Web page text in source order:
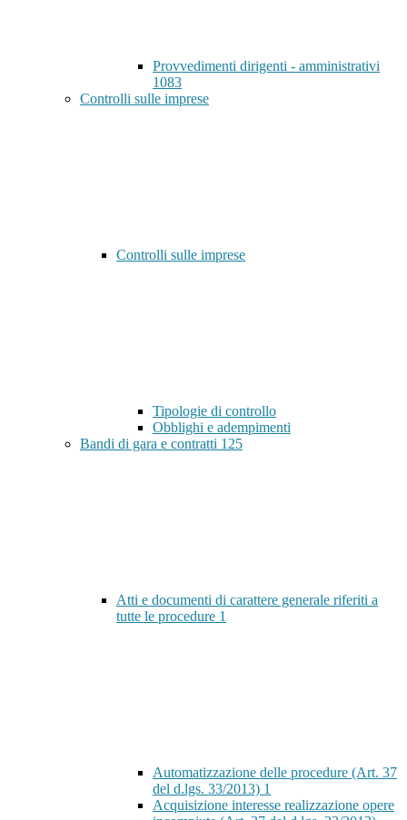
Provvedimenti dirigenti - amministrativi
1083
Controlli sulle imprese
Controlli sulle imprese
Tipologie di controllo
Obblighi e adempimenti
Bandi di gara e contratti 125
Atti e documenti di carattere generale riferiti a
tutte le procedure 1
Automatizzazione delle procedure (Art. 37
del d.lgs. 33/2013) 1
Acquisizione interesse realizzazione opere